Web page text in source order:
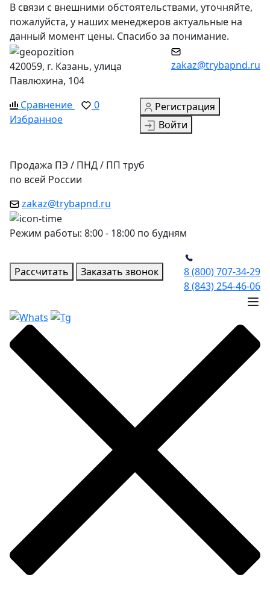
В связи с внешними обстоятельствами, уточняйте,
пожалуйста, у наших менеджеров актуальные на
данный момент цены. Спасибо за понимание.
420059, г. Казань, улица
Павлюхина, 104
zakaz@trybapnd.ru
Сравнение
0
Избранное
Регистрация
Войти
Продажа ПЭ / ПНД / ПП труб
по всей России
zakaz@trybapnd.ru
Режим работы: 8:00 - 18:00 по будням
Рассчитать Заказать звонок
8 (800) 707-34-29
8 (843) 254-46-06